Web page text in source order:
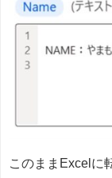
このままExcelに